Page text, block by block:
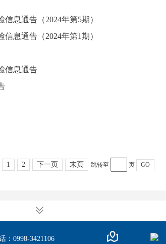
息通告（2024年第5期）
息通告（2024年第1期）
信息通告
1 2 下一页 末页 跳转至 页 GO
0998-3421106